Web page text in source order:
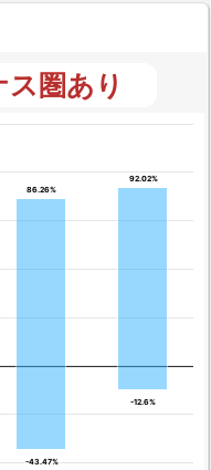
圏あり
86.26%
86.26%
92.02%
92.02%
-43.47%
-43.47%
-12.6%
-12.6%